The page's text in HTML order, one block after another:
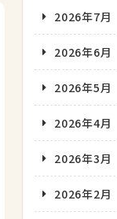
2026年7月
2026年6月
2026年5月
2026年4月
2026年3月
2026年2月